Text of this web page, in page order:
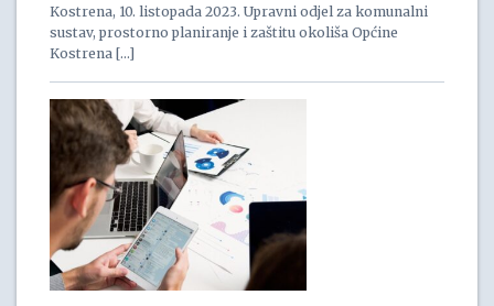
Kostrena, 10. listopada 2023. Upravni odjel za komunalni
sustav, prostorno planiranje i zaštitu okoliša Općine
Kostrena […]